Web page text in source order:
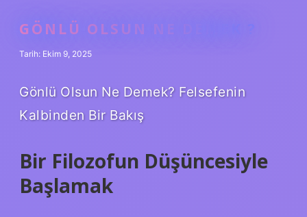
GÖNLÜ OLSUN NE DEMEK ?
Tarih: Ekim 9, 2025
Gönlü Olsun Ne Demek? Felsefenin
Kalbinden Bir Bakış
Bir Filozofun Düşüncesiyle
Başlamak